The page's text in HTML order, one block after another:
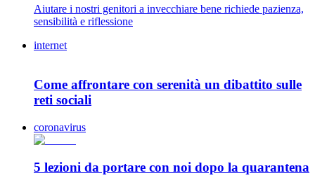
Aiutare i nostri genitori a invecchiare bene richiede pazienza,
sensibilità e riflessione
internet
Come affrontare con serenità un dibattito sulle
reti sociali
coronavirus
5 lezioni da portare con noi dopo la quarantena